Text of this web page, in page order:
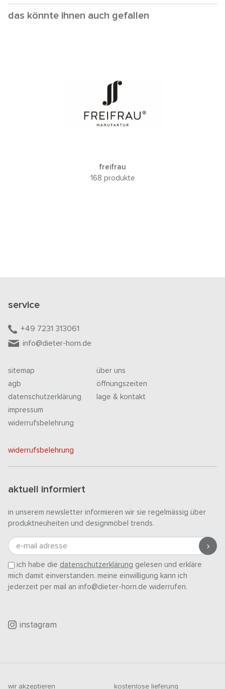
das könnte ihnen auch gefallen
freifrau
168 produkte
service
+49 7231 313061
info@dieter-horn.de
sitemap
agb
datenschutzerklärung
impressum
widerrufsbelehrung
über uns
öffnungszeiten
lage & kontakt
widerrufsbelehrung
aktuell informiert
in unserem newsletter informieren wir sie regelmässig über
produktneuheiten und designmöbel trends.
e-mail adresse
ich habe die datenschutzerklärung gelesen und erkläre
mich damit einverstanden. meine einwilligung kann ich
jederzeit per mail an info@dieter-horn.de widerrufen.
instagram
wir akzeptieren kostenlose lieferung